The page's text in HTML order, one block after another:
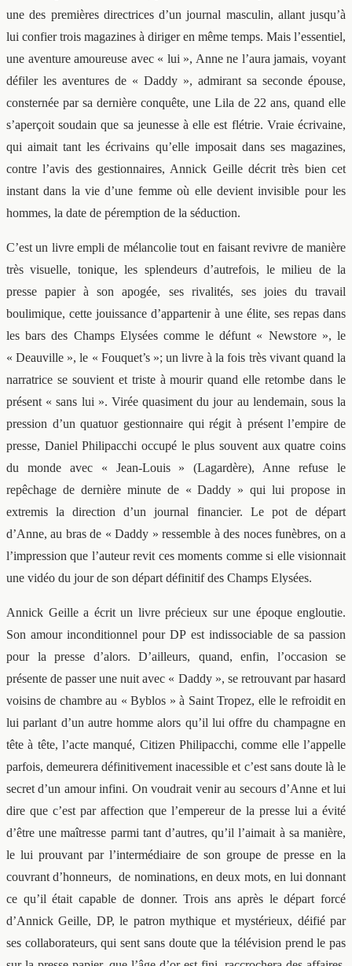
une des premières directrices d’un journal masculin, allant jusqu’à
lui confier trois magazines à diriger en même temps. Mais l’essentiel,
une aventure amoureuse avec « lui », Anne ne l’aura jamais, voyant
défiler les aventures de « Daddy », admirant sa seconde épouse,
consternée par sa dernière conquête, une Lila de 22 ans, quand elle
s’aperçoit soudain que sa jeunesse à elle est flétrie. Vraie écrivaine,
qui aimait tant les écrivains qu’elle imposait dans ses magazines,
contre l’avis des gestionnaires, Annick Geille décrit très bien cet
instant dans la vie d’une femme où elle devient invisible pour les
hommes, la date de péremption de la séduction.
C’est un livre empli de mélancolie tout en faisant revivre de manière
très visuelle, tonique, les splendeurs d’autrefois, le milieu de la
presse papier à son apogée, ses rivalités, ses joies du travail
boulimique, cette jouissance d’appartenir à une élite, ses repas dans
les bars des Champs Elysées comme le défunt « Newstore », le
« Deauville », le « Fouquet’s »; un livre à la fois très vivant quand la
narratrice se souvient et triste à mourir quand elle retombe dans le
présent « sans lui ». Virée quasiment du jour au lendemain, sous la
pression d’un quatuor gestionnaire qui régit à présent l’empire de
presse, Daniel Philipacchi occupé le plus souvent aux quatre coins
du monde avec « Jean-Louis » (Lagardère), Anne refuse le
repêchage de dernière minute de « Daddy » qui lui propose in
extremis la direction d’un journal financier. Le pot de départ
d’Anne, au bras de « Daddy » ressemble à des noces funèbres, on a
l’impression que l’auteur revit ces moments comme si elle visionnait
une vidéo du jour de son départ définitif des Champs Elysées.
Annick Geille a écrit un livre précieux sur une époque engloutie.
Son amour inconditionnel pour DP est indissociable de sa passion
pour la presse d’alors. D’ailleurs, quand, enfin, l’occasion se
présente de passer une nuit avec « Daddy », se retrouvant par hasard
voisins de chambre au « Byblos » à Saint Tropez, elle le refroidit en
lui parlant d’un autre homme alors qu’il lui offre du champagne en
tête à tête, l’acte manqué, Citizen Philipacchi, comme elle l’appelle
parfois, demeurera définitivement inacessible et c’est sans doute là le
secret d’un amour infini. On voudrait venir au secours d’Anne et lui
dire que c’est par affection que l’empereur de la presse lui a évité
d’être une maîtresse parmi tant d’autres, qu’il l’aimait à sa manière,
le lui prouvant par l’intermédiaire de son groupe de presse en la
couvrant d’honneurs, de nominations, en deux mots, en lui donnant
ce qu’il était capable de donner. Trois ans après le départ forcé
d’Annick Geille, DP, le patron mythique et mystérieux, déifié par
ses collaborateurs, qui sent sans doute que la télévision prend le pas